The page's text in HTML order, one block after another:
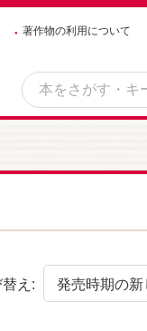
著作物の利用について
え: